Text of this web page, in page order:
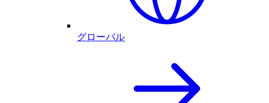
グローバル